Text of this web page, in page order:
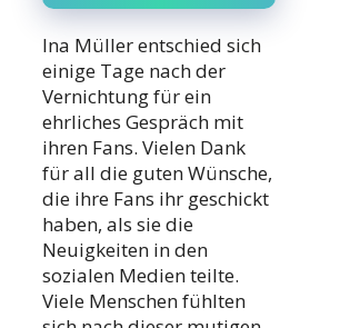
Ina Müller entschied sich
einige Tage nach der
Vernichtung für ein
ehrliches Gespräch mit
ihren Fans. Vielen Dank
für all die guten Wünsche,
die ihre Fans ihr geschickt
haben, als sie die
Neuigkeiten in den
sozialen Medien teilte.
Viele Menschen fühlten